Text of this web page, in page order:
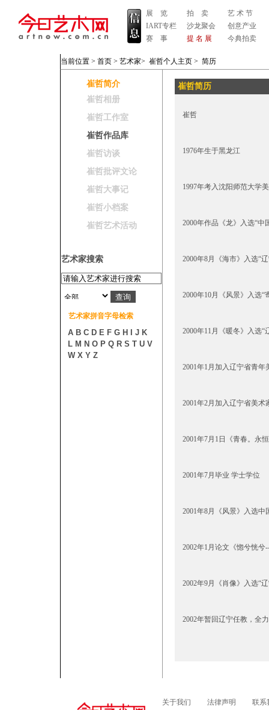
展 览
IART专栏
赛 事
拍 卖
沙龙聚会
提 名 展
艺 术 节
创意产业
今典拍卖
当前位置 > 首页 > 艺术家> 崔哲个人主页 > 简历
崔哲简介
崔哲相册
崔哲工作室
崔哲作品库
崔哲访谈
崔哲批评文论
崔哲大事记
崔哲小档案
崔哲艺术活动
艺术家搜索
艺术家拼音字母检索
A B C D E F G H J K
L M N O P Q R S T U V
W X Y Z
崔哲简历
崔哲
1976年生于黑龙江
1997年考入沈阳师范大学
2000年作品《龙》入选“
2000年8月《海市》入选“
2000年10月《风景》入选
2000年11月《暖冬》入选“
2001年1月加入辽宁省青年
2001年2月加入辽宁省美术
2001年7月1日《青春。永
2001年7月毕业 学士学位
2001年8月《风景》入选中
2002年1月论文《惚兮恍
2002年9月《肖像》入选“
2002年暂回辽宁任教，全
关于我们 法律声明
联系